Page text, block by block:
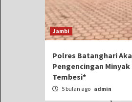
Jambi
Polres Batanghari
Pengencingan
Tembesi*
5 bulan ago admin